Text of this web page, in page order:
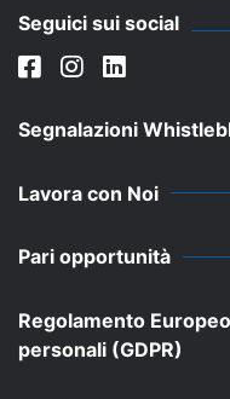
Seguici sui social
Segnalazioni
Lavora con Noi
Pari opportunità
Regolamento
personali (GDPR)